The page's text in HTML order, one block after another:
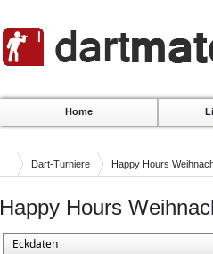
Home
Dart-Turniere Happy Hours
Happy Hours
Eckdaten